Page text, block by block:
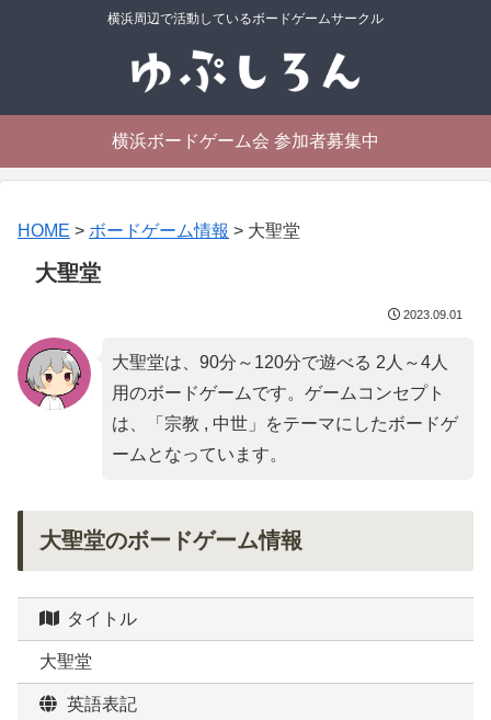
横浜周辺で活動しているボードゲームサークル
横浜ボードゲーム会 参加者募集中
HOME > ボードゲーム情報 > 大聖堂
大聖堂
2023.09.01
大聖堂は、90分～120分で遊べる 2人～4人
用のボードゲームです。ゲームコンセプト
は、「 宗教 , 中世」をテーマにしたボードゲ
ームとなっています。
大聖堂のボードゲーム情報
タイトル
大聖堂
英語表記